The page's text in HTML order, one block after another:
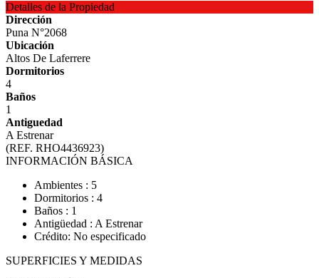
Detalles de la Propiedad
Dirección
Puna N°2068
Ubicación
Altos De Laferrere
Dormitorios
4
Baños
1
Antiguedad
A Estrenar
(REF. RHO4436923)
INFORMACIÓN BÁSICA
Ambientes : 5
Dormitorios : 4
Baños : 1
Antigüedad : A Estrenar
Crédito: No especificado
SUPERFICIES Y MEDIDAS